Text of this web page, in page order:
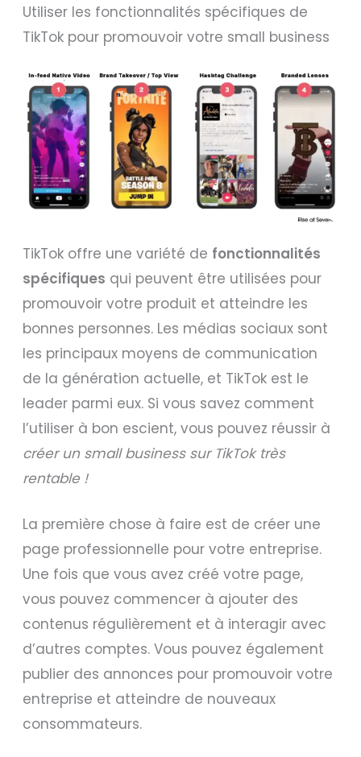
Utiliser les fonctionnalités spécifiques de
TikTok pour promouvoir votre small business
TikTok offre une variété de fonctionnalités
spécifiques qui peuvent être utilisées pour
promouvoir votre produit et atteindre les
bonnes personnes. Les médias sociaux sont
les principaux moyens de communication
de la génération actuelle, et TikTok est le
leader parmi eux. Si vous savez comment
l’utiliser à bon escient, vous pouvez réussir à
créer un small business sur TikTok très
rentable !
La première chose à faire est de créer une
page professionnelle pour votre entreprise.
Une fois que vous avez créé votre page,
vous pouvez commencer à ajouter des
contenus régulièrement et à interagir avec
d’autres comptes. Vous pouvez également
publier des annonces pour promouvoir votre
entreprise et atteindre de nouveaux
consommateurs.